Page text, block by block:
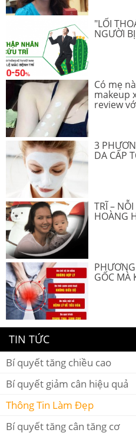
"LỐI
NGƯỜI
Có mẹ
makeup
review
3
DA CẤP
TRĨ –
HOÀNG
GỐC MÀ
TIN TỨC
Bí quyết tăng chiều cao
Bí quyết giảm cân hiệu quả
Thông Tin Làm Đẹp
Bí quyết tăng cân tăng cơ